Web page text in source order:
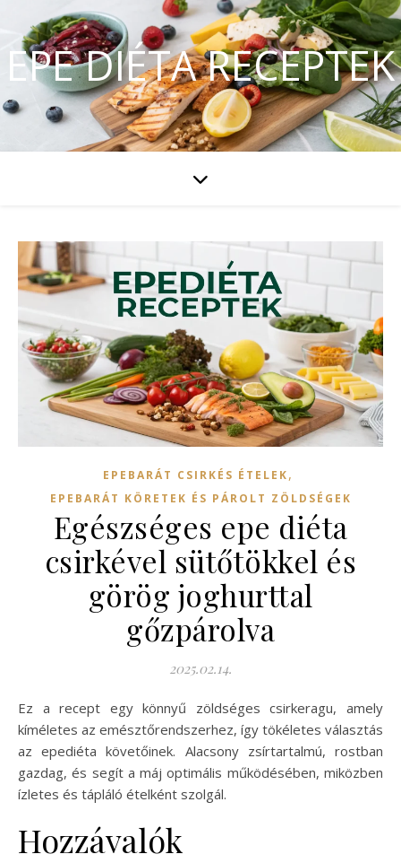
EPE DIÉTA RECEPTEK
EPEBARÁT CSIRKÉS ÉTELEK,
EPEBARÁT KÖRETEK ÉS PÁROLT ZÖLDSÉGEK
Egészséges epe diéta
csirkével sütőtökkel és
görög joghurttal
gőzpárolva
2025.02.14.
Ez a recept egy könnyű zöldséges csirkeragu, amely
kíméletes az emésztőrendszerhez, így tökéletes választás
az epediéta követőinek. Alacsony zsírtartalmú, rostban
gazdag, és segít a máj optimális működésében, miközben
ízletes és tápláló ételként szolgál.
Hozzávalók